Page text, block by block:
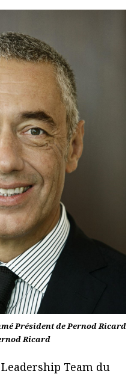
Président de Pernod Ricard
Ricard
Team du